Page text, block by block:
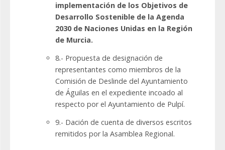
implementación de los Objetivos de
Desarrollo Sostenible de la Agenda
2030 de Naciones Unidas en la Región
de Murcia.
8.- Propuesta de designación de
representantes como miembros de la
Comisión de Deslinde del Ayuntamiento
de Águilas en el expediente incoado al
respecto por el Ayuntamiento de Pulpí.
9.- Dación de cuenta de diversos escritos
remitidos por la Asamblea Regional.